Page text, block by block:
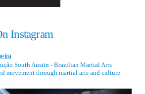
Instagram
South Austin - Brazilian Martial Arts
movement through martial arts and culture.